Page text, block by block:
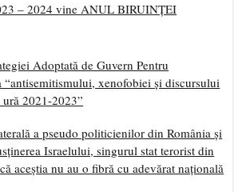
– 2024 vine ANUL BIRUINȚEI
Adoptată de Guvern Pentru
“antisemitismului, xenofobiei și discursului
2021-2023”
a pseudo politicienilor din România și
Israelului, singurul stat terorist din
aceștia nu au o fibră cu adevărat națională